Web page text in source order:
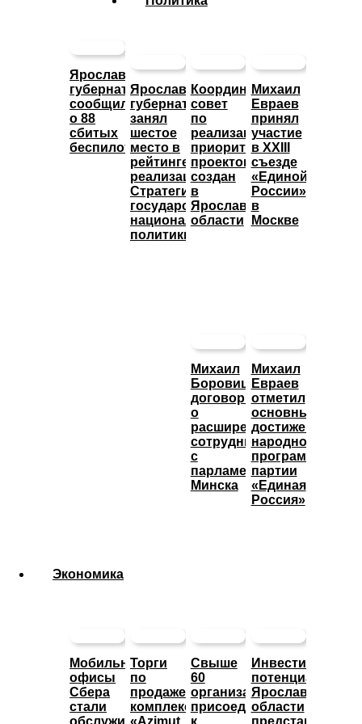
Ярославский
губернатор
сообщил
о 88
сбитых
беспилотниках
Ярославский
губернатор
занял
шестое
место в
рейтинге
реализации
Стратегии
государственной
национальной
политики
Координационный
совет
по
реализации
приоритетных
проектов
создан
в
Ярославской
области
Михаил
Евраев
принял
участие
в XXIII
съезде
«Единой
России»
в
Москве
Михаил
Боровицкий
договорился
о
расширении
сотрудничества
с
парламентом
Минска
Михаил
Евраев
отметил
основные
достижения
народной
программы
партии
«Единая
Россия»
Экономика
Мобильные
офисы
Сбера
стали
Торги
по
продаже
комплекса
Свыше
60
организаций
присоединились
потенциал
Ярославской
области